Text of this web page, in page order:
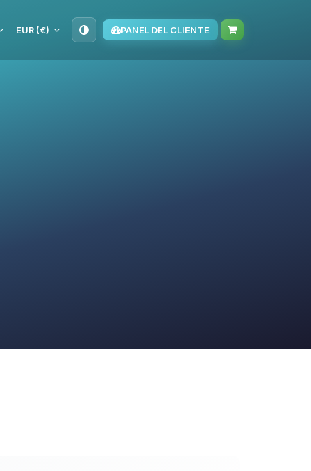
EUR (€) PANEL DEL CLIENTE